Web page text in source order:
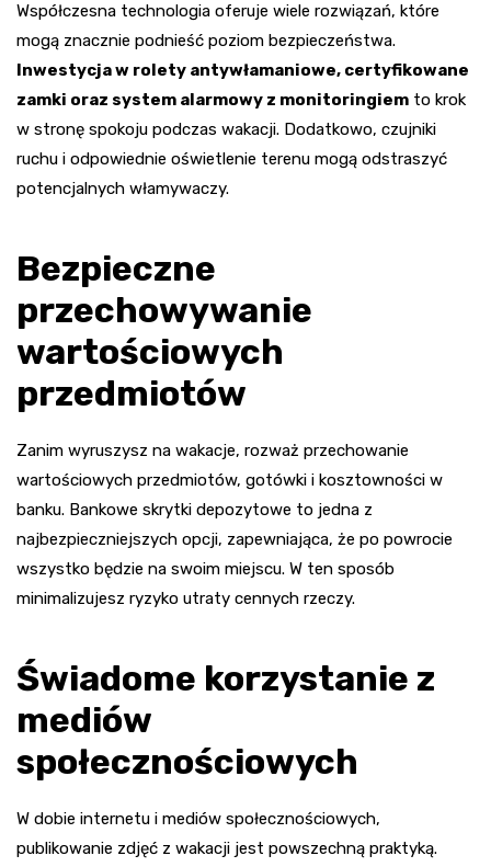
Współczesna technologia oferuje wiele rozwiązań, które
mogą znacznie podnieść poziom bezpieczeństwa.
Inwestycja w rolety antywłamaniowe, certyfikowane
zamki oraz system alarmowy z monitoringiem to krok
w stronę spokoju podczas wakacji. Dodatkowo, czujniki
ruchu i odpowiednie oświetlenie terenu mogą odstraszyć
potencjalnych włamywaczy.
Bezpieczne
przechowywanie
wartościowych
przedmiotów
Zanim wyruszysz na wakacje, rozważ przechowanie
wartościowych przedmiotów, gotówki i kosztowności w
banku. Bankowe skrytki depozytowe to jedna z
najbezpieczniejszych opcji, zapewniająca, że po powrocie
wszystko będzie na swoim miejscu. W ten sposób
minimalizujesz ryzyko utraty cennych rzeczy.
Świadome korzystanie z
mediów
społecznościowych
W dobie internetu i mediów społecznościowych,
publikowanie zdjęć z wakacji jest powszechną praktyką.